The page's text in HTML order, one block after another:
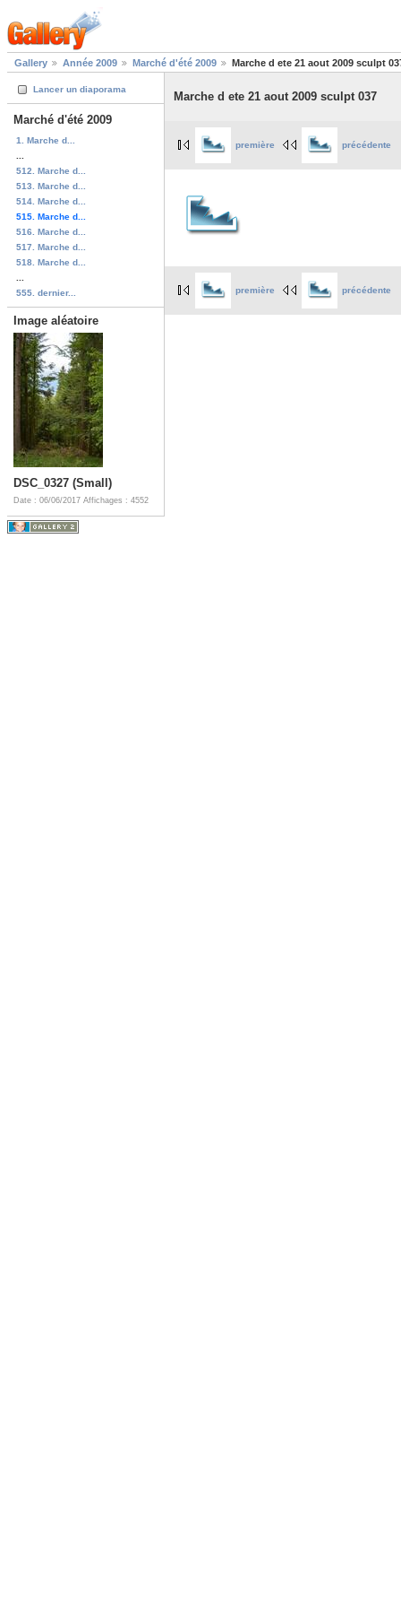
Gallery Année 2009 Marché d'été 2009 Marche d ete 21 aout 2009 sculpt
Lancer un diaporama
Marché d'été 2009
1. Marche d...
512. Marche d...
513. Marche d...
514. Marche d...
515. Marche d...
516. Marche d...
517. Marche d...
518. Marche d...
555. dernier...
Image aléatoire
DSC_0327 (Small)
Date : 06/06/2017 Affichages : 4552
Marche d ete 21 aout 2009 sculpt 037
première précédente
première précédente